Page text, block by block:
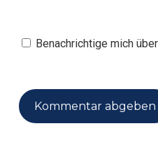
Benachrichtige mich